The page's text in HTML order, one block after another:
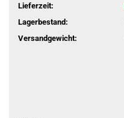
Lieferzeit:
Lagerbestand:
Versandgewicht: